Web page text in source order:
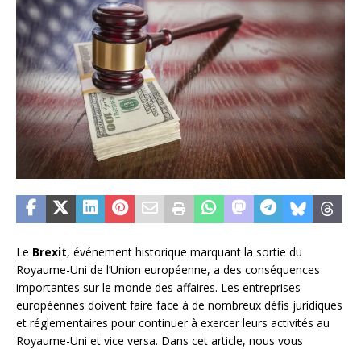
Le Brexit, événement historique marquant la sortie du
Royaume-Uni de l’Union européenne, a des conséquences
importantes sur le monde des affaires. Les entreprises
européennes doivent faire face à de nombreux défis juridiques
et réglementaires pour continuer à exercer leurs activités au
Royaume-Uni et vice versa. Dans cet article, nous vous